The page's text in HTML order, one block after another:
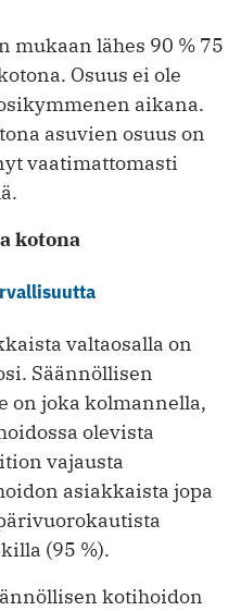
mukaan lähes 90 % 75
Osuus ei ole
aikana.
asuvien osuus on
vaatimattomasti
kotona
valtaosalla on
Säännöllisen
on joka kolmannella,
olevista
vajausta
asiakkaista jopa
(95 %).
kotihoidon